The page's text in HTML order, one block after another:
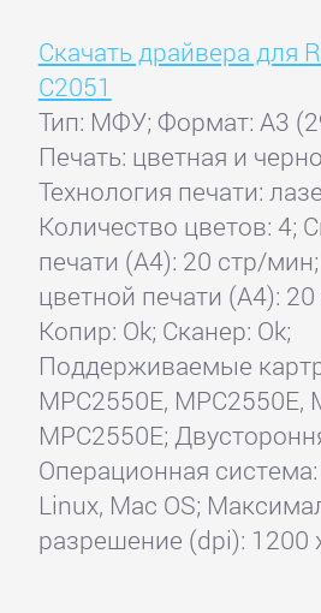
Скачать драйвера для
C2051
Тип: МФУ; Формат: A3
Печать: цветная и
Технология печати:
Количество цветов: 4;
печати (А4): 20 стр/
цветной печати (А4):
Копир: Ok; Сканер: Ok;
Поддерживаемые
MPC2550E, MPC2550E,
MPC2550E;
Операционная
Linux, Mac OS;
разрешение (dpi): 1200